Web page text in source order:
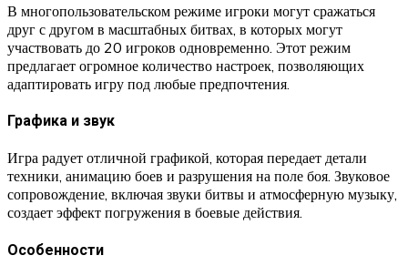
В многопользовательском режиме игроки могут сражаться
друг с другом в масштабных битвах, в которых могут
участвовать до 20 игроков одновременно. Этот режим
предлагает огромное количество настроек, позволяющих
адаптировать игру под любые предпочтения.
Графика и звук
Игра радует отличной графикой, которая передает детали
техники, анимацию боев и разрушения на поле боя. Звуковое
сопровождение, включая звуки битвы и атмосферную музыку,
создает эффект погружения в боевые действия.
Особенности